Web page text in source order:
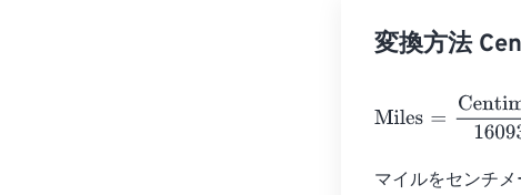
変換方法
Miles
マイルをセンチ